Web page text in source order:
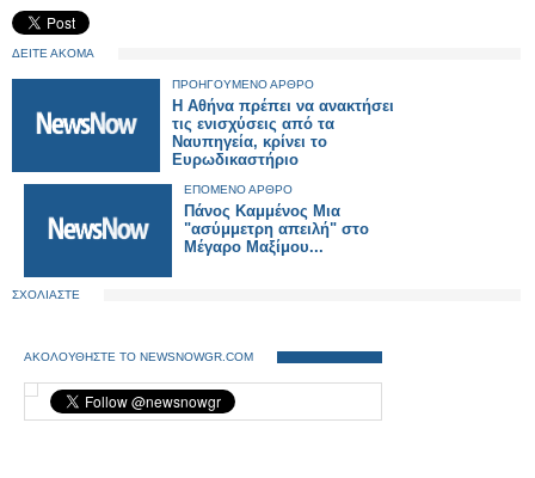
ΔΕΙΤΕ ΑΚΟΜΑ
ΠΡΟΗΓΟΥΜΕΝΟ ΑΡΘΡΟ
Η Αθήνα πρέπει να ανακτήσει
τις ενισχύσεις από τα
Ναυπηγεία, κρίνει το
Ευρωδικαστήριο
ΕΠΟΜΕΝΟ ΑΡΘΡΟ
Πάνος Καμμένος Μια
"ασύμμετρη απειλή" στο
Μέγαρο Μαξίμου...
ΣΧΟΛΙΑΣΤΕ
ΑΚΟΛΟΥΘΗΣΤΕ ΤΟ NEWSNOWGR.COM